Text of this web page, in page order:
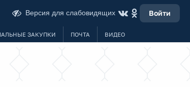
Версия для слабовидящих Войти
ЗАКУПКИ ПОЧТА ВИДЕО